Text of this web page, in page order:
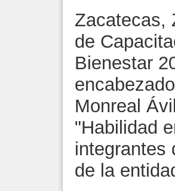
Zacatecas,
de
Bienestar
Monreal
"Habilidad
integrantes
de la